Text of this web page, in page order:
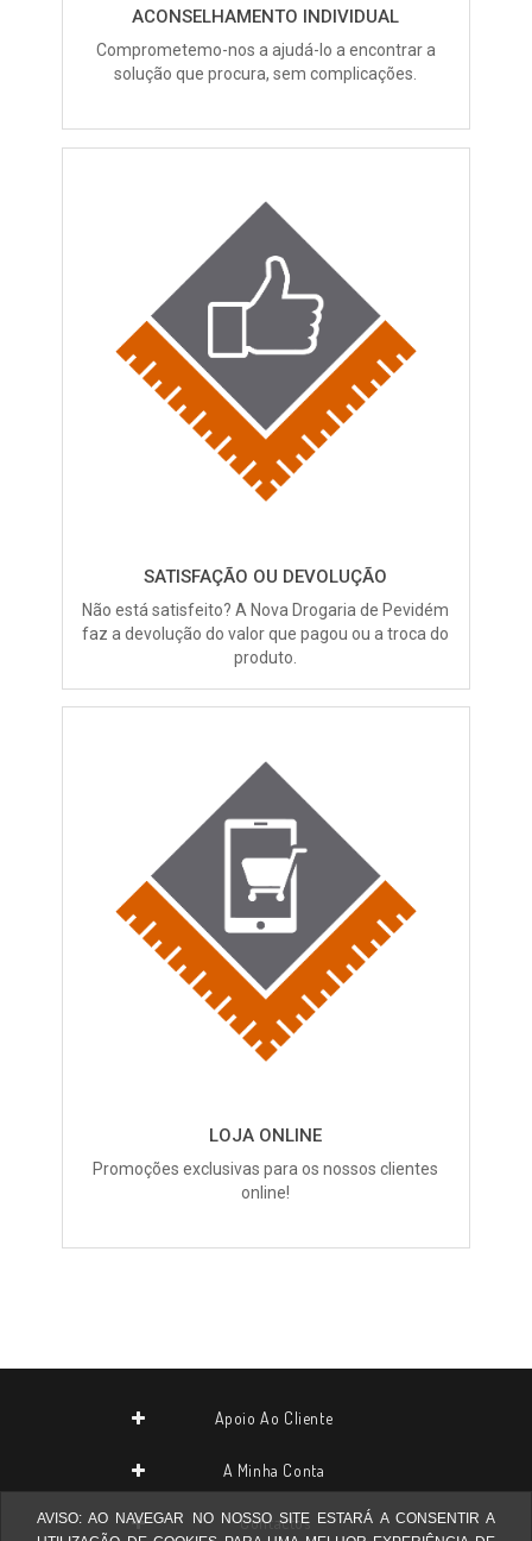
ACONSELHAMENTO INDIVIDUAL
Comprometemo-nos a ajudá-lo a encontrar a
solução que procura, sem complicações.
SATISFAÇÃO OU DEVOLUÇÃO
Não está satisfeito? A Nova Drogaria de Pevidém
faz a devolução do valor que pagou ou a troca do
produto.
LOJA ONLINE
Promoções exclusivas para os nossos clientes
online!
AVISO: AO NAVEGAR NO NOSSO SITE ESTARÁ A CONSENTIR A
Apoio Ao Cliente
A Minha Conta
Contactos